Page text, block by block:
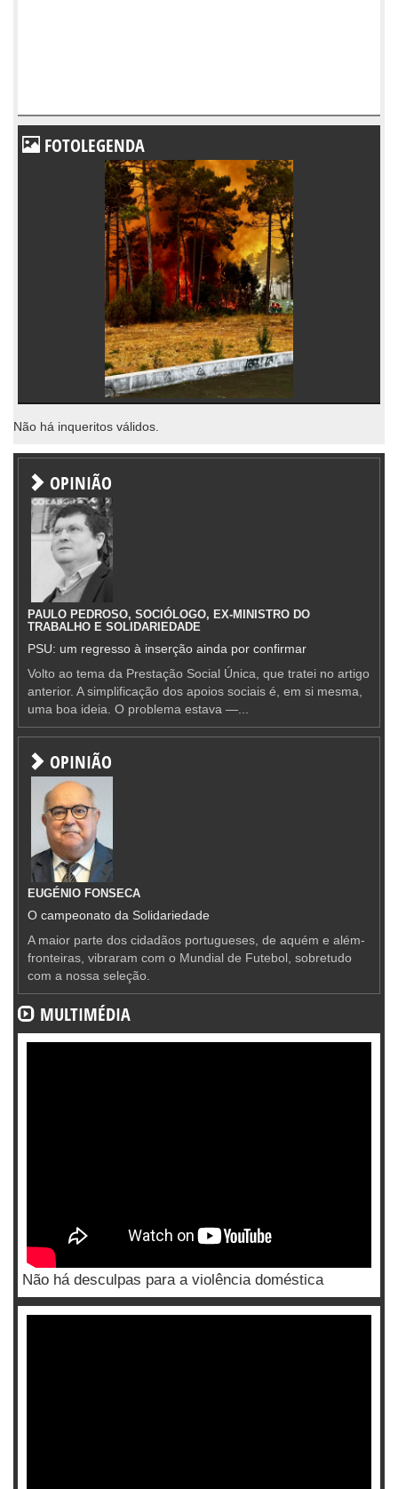
FOTOLEGENDA
Não há inqueritos válidos.
OPINIÃO
PAULO PEDROSO, SOCIÓLOGO, EX-MINISTRO DO
TRABALHO E SOLIDARIEDADE
PSU: um regresso à inserção ainda por confirmar
Volto ao tema da Prestação Social Única, que tratei no artigo
anterior. A simplificação dos apoios sociais é, em si mesma,
uma boa ideia. O problema estava —...
OPINIÃO
EUGÉNIO FONSECA
O campeonato da Solidariedade
A maior parte dos cidadãos portugueses, de aquém e além-
fronteiras, vibraram com o Mundial de Futebol, sobretudo
com a nossa seleção.
MULTIMÉDIA
Não há desculpas para a violência doméstica